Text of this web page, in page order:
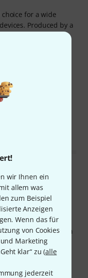
wir Ihnen ein
allem was
zum Beispiel
Anzeigen
Wenn das für
von Cookies
Marketing
klar“ zu (alle
jederzeit
for a wide
Produced by a
remarkable
construction
of providing
ihren Sparwahnsinn
müssen - so
die in
sind.